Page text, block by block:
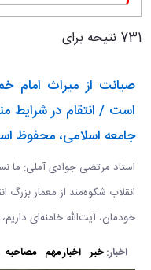
731 نتیجه برای
صیانت از میراث امام
است / انتقام در شرایط
جامعه اسلامی، محفوظ
استاد مرتضی جوادی آملی: ما
انقلاب شکوه‌مند از معمار بزرگ
خودمان، آیت‌الله خامنه‌ای
اخبار:خبر اخبار مهم مصاحبه